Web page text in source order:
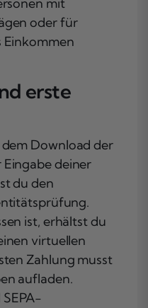
oder für
Einkommen
erste
Download der
deiner
du den
ist, erhältst du
virtuellen
Zahlung musst
aufladen.